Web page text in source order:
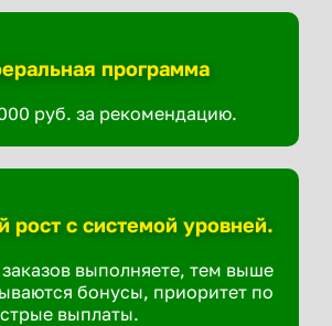
программа
руб. за рекомендацию.
рост с системой уровней.
выполняете, тем выше
бонусы, приоритет по
выплаты.